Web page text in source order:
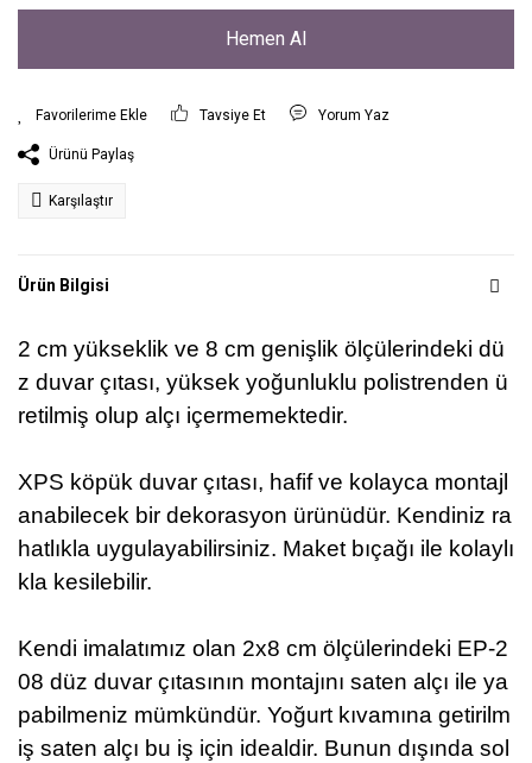
Hemen Al
Tavsiye Et Yorum Yaz
Ürünü Paylaş
Karşılaştır
Ürün Bilgisi
2 cm yükseklik ve 8 cm genişlik ölçülerindeki dü
z duvar çıtası, yüksek yoğunluklu polistrenden ü
retilmiş olup alçı içermemektedir.
XPS köpük duvar çıtası, hafif ve kolayca montajl
anabilecek bir dekorasyon ürünüdür. Kendiniz ra
hatlıkla uygulayabilirsiniz. Maket bıçağı ile kolaylı
kla kesilebilir.
Kendi imalatımız olan 2x8 cm ölçülerindeki EP-2
08 düz duvar çıtasının montajını saten alçı ile ya
pabilmeniz mümkündür. Yoğurt kıvamına getirilm
iş saten alçı bu iş için idealdir. Bunun dışında sol